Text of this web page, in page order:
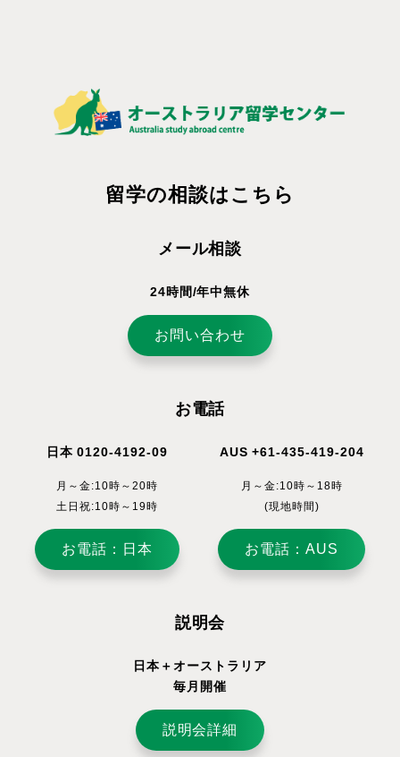
留学の相談はこちら
メール相談
24時間/年中無休
お問い合わせ
お電話
日本 0120-4192-09
月～金:10時～20時
土日祝:10時～19時
お電話：日本
AUS +61-435-419-204
月～金:10時～18時
(現地時間)
お電話：AUS
説明会
日本＋オーストラリア
毎月開催
説明会詳細